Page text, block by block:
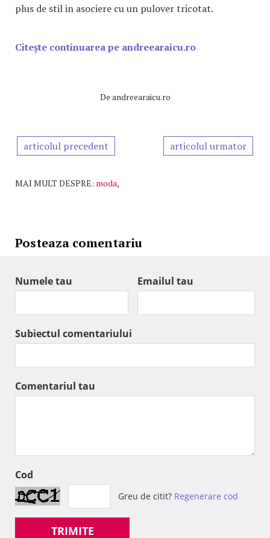
plus de stil in asociere cu un pulover tricotat.
Citește continuarea pe andreearaicu.ro
De andreearaicu.ro
articolul precedent articolul urmator
MAI MULT DESPRE: moda,
Posteaza comentariu
Numele tau Emailul tau
Subiectul comentariului
Comentariul tau
Cod
Greu de citit? Regenerare cod
TRIMITE